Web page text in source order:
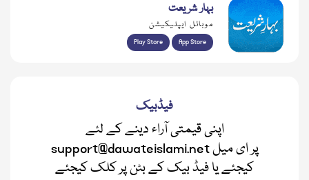
بہار شریعت
موبائل ایپلیکیشن
Play Store App Store
فیڈبیک
اپنی قیمتی آراء دینے کے لئے
support@dawateislami.net پر ای میل
کیجئے یا فیڈ بیک کے بٹن پر کلک کیجئے